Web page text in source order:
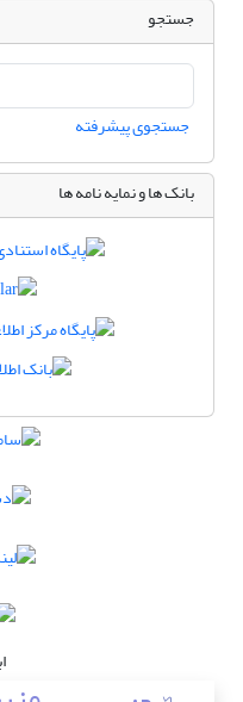
جستجو
جستجوی پیشرفته
بانک ها و نمایه نامه ها